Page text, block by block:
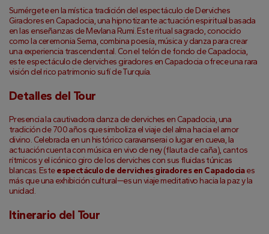
Sumérgete en la mística tradición del espectáculo de Derviches
Giradores en Capadocia, una hipnotizante actuación espiritual basada
en las enseñanzas de Mevlana Rumi. Este ritual sagrado, conocido
como la ceremonia Sema, combina poesía, música y danza para crear
una experiencia trascendental. Con el telón de fondo de Capadocia,
este espectáculo de derviches giradores en Capadocia ofrece una rara
visión del rico patrimonio sufí de Turquía.
Detalles del Tour
Presencia la cautivadora danza de derviches en Capadocia, una
tradición de 700 años que simboliza el viaje del alma hacia el amor
divino. Celebrada en un histórico caravanserai o lugar en cueva, la
actuación cuenta con música en vivo de ney (flauta de caña), cantos
rítmicos y el icónico giro de los derviches con sus fluidas túnicas
blancas. Este espectáculo de derviches giradores en Capadocia es
más que una exhibición cultural—es un viaje meditativo hacia la paz y la
unidad.
Itinerario del Tour